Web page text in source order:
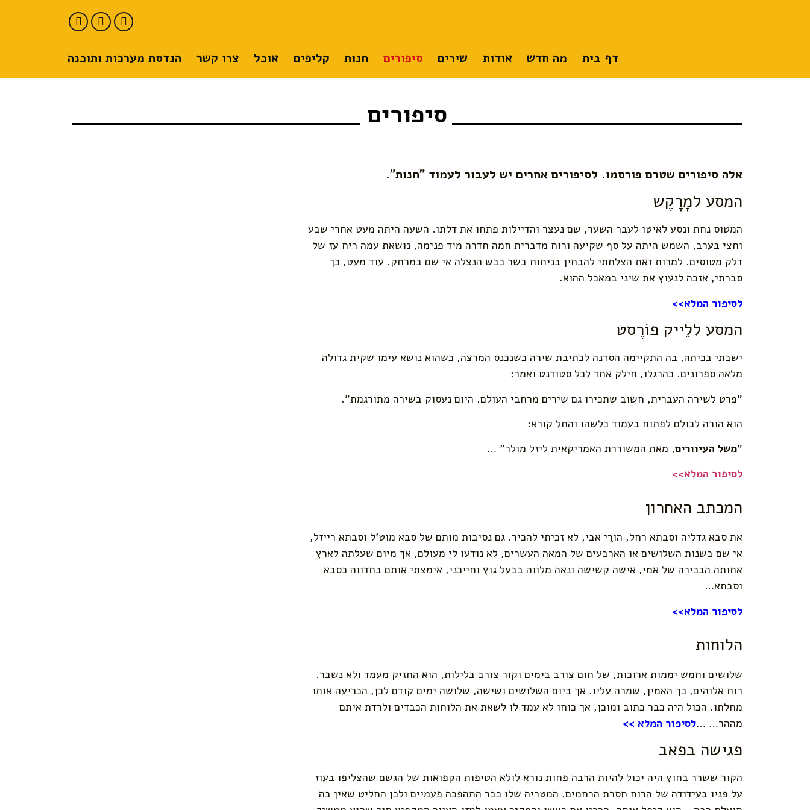
דף בית מה חדש אודות שירים סיפורים חנות קליפים אוכל צרו קשר הנדסת מערכות ותוכנה
סיפורים
אלה סיפורים שטרם פורסמו. לסיפורים אחרים יש לעבור לעמוד "חנות".
המסע למָרָקֶש
המטוס נחת ונסע לאיטו לעבר השער, שם נעצר והדיילות פתחו את דלתו. השעה היתה מעט אחרי שבע
וחצי בערב, השמש היתה על סף שקיעה ורוח מדברית חמה חדרה מיד פנימה, נושאת עמה ריח עז של
דלק מטוסים. למרות זאת הצלחתי להבחין בניחוח בשר כבש הנצלה אי שם במרחק. עוד מעט, כך
סברתי, אזכה לנעוץ את שיני במאכל ההוא.
לסיפור המלא>>
המסע ללֵייק פוֹרֶסט
ישבתי בכיתה, בה התקיימה הסדנה לכתיבת שירה כשנכנס המרצה, כשהוא נושא עימו שקית גדולה
מלאה ספרונים. כהרגלו, חילק אחד לכל סטודנט ואמר:
"פרט לשירה העברית, חשוב שתכירו גם שירים מרחבי העולם. היום נעסוק בשירה מתורגמת".
הוא הורה לכולם לפתוח בעמוד כלשהו והחל קורא:
"משל העיוורים, מאת המשוררת האמריקאית ליזל מולר" …
לסיפור המלא>>
המכתב האחרון
את סבא גדליה וסבתא רחל, הורֵי אבי, לא זכיתי להכיר. גם נסיבות מותם של סבא מוט'ל וסבתא רייזל,
אי שם בשנות השלושים או הארבעים של המאה העשרים, לא נודעו לי מעולם, אך מיום שעלתה לארץ
אחותה הבכירה של אמי, אישה קשישה ונאה מלווה בבעל גוץ וחייכני, אימצתי אותם בחדווה כסבא
וסבתא…
לסיפור המלא>>
הלוחות
שלושים וחמש יממות ארוכות, של חום צורב בימים וקור צורב בלילות, הוא החזיק מעמד ולא נשבר.
רוח אלוהים, כך האמין, שמרה עליו. אך ביום השלושים ושישה, שלושה ימים קודם לכן, הכריעה אותו
מחלתו. הכול היה כבר כתוב ומוכן, אך כוחו לא עמד לו לשאת את הלוחות הכבדים ולרדת איתם
מההר… …לסיפור המלא >>
פגישה בפאב
הקור ששרר בחוץ היה יכול להיות הרבה פחות נורא לולא הטיפות הקפואות של הגשם שהצליפו בעוז
על פניו בעידודה של הרוח חסרת הרחמים. המטריה שלו כבר התהפכה פעמיים ולכן החליט שאין בה